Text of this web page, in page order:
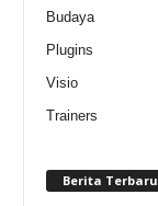
Budaya
Plugins
Visio
Trainers
Berita Terbaru